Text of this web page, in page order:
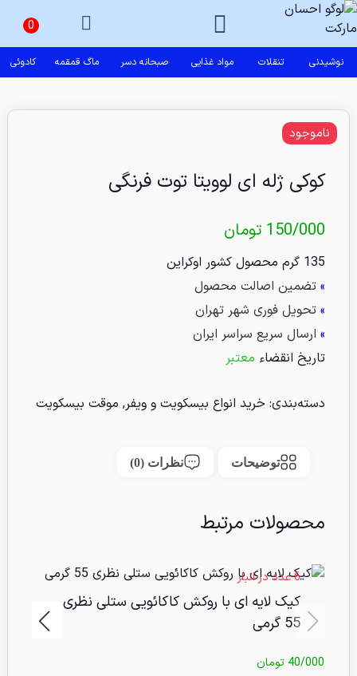
نوشیدنی تنقلات مواد غذایی صبحانه دسر ماگ قمقمه کادوئی
کوکی ژله ای لوویتا توت فرنگی
150/000 تومان
135 گرم محصول کشور اوکراین
» تضمین اصالت محصول
» تحویل فوری شهر تهران
» ارسال سریع سراسر ایران
تاریخ انقضاء معتبر
ناموجود
دسته‌بندی: خرید انواع بیسکویت و ویفر, موقت بیسکویت
توضیحات نظرات (0)
محصولات مرتبط
6 عدد در انبار
کیک لایه ای با روکش کاکائویی ستلی نظری
55 گرمی
40/000 تومان